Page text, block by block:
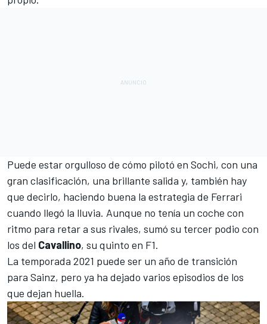
Puede estar orgulloso de cómo pilotó en Sochi, con una
gran clasificación, una brillante salida y, también hay
que decirlo, haciendo buena la estrategia de Ferrari
cuando llegó la lluvia. Aunque no tenía un coche con
ritmo para retar a sus rivales, sumó su tercer podio con
los del Cavallino, su quinto en F1.
La temporada 2021 puede ser un año de transición
para Sainz, pero ya ha dejado varios episodios de los
que dejan huella.